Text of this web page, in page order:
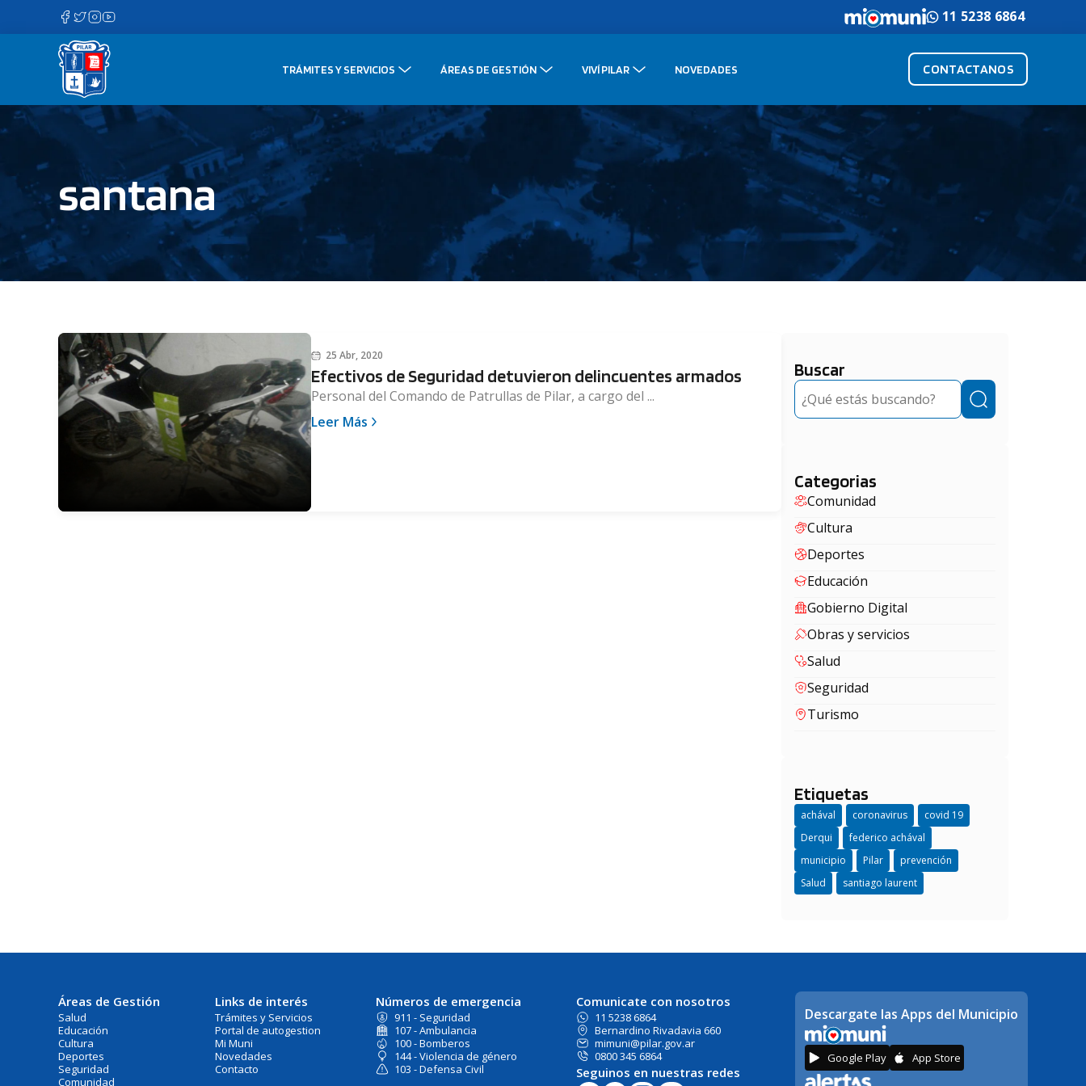
contenido
11 5238 6864
TRÁMITES Y SERVICIOS ÁREAS DE GESTIÓN VIVÍ PILAR NOVEDADES CONTACTANOS
santana
25 Abr, 2020
Efectivos de Seguridad detuvieron delincuentes armados
Personal del Comando de Patrullas de Pilar, a cargo del ...
Leer Más
Buscar
Buscar
Categorias
Comunidad
Cultura
Deportes
Educación
Gobierno Digital
Obras y servicios
Salud
Seguridad
Turismo
Etiquetas
achával coronavirus
covid 19
Derqui
federico achával
municipio
Pilar
prevención
Salud
santiago laurent
Áreas de Gestión
Salud
Educación
Cultura
Deportes
Seguridad
Comunidad
Links de interés
Trámites y Servicios
Portal de autogestion
Mi Muni
Novedades
Contacto
Números de emergencia
911 - Seguridad
107 - Ambulancia
100 - Bomberos
144 - Violencia de género
103 - Defensa Civil
Comunicate con nosotros
11 5238 6864
Bernardino Rivadavia 660
mimuni@pilar.gov.ar
0800 345 6864
Seguinos en nuestras redes
Descargate las Apps del Municipio
Google Play App Store